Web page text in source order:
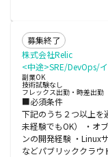
募集終了
株式会社Relic
<中途>SRE/DevOps/
副業OK
技術試験なし
フレックス出勤・時差出勤
■必須条件
下記のうち２つ以上を
未経験でもOK） ・オ
ンの開発経験 ・Linux
などパブリッククラウ